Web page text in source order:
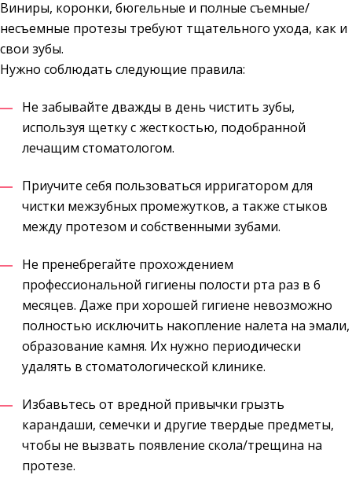
Виниры, коронки, бюгельные и полные съемные/
несъемные протезы требуют тщательного ухода, как и
свои зубы.
Нужно соблюдать следующие правила:
Не забывайте дважды в день чистить зубы,
используя щетку с жесткостью, подобранной
лечащим стоматологом.
Приучите себя пользоваться ирригатором для
чистки межзубных промежутков, а также стыков
между протезом и собственными зубами.
Не пренебрегайте прохождением
профессиональной гигиены полости рта раз в 6
месяцев. Даже при хорошей гигиене невозможно
полностью исключить накопление налета на эмали,
образование камня. Их нужно периодически
удалять в стоматологической клинике.
Избавьтесь от вредной привычки грызть
карандаши, семечки и другие твердые предметы,
чтобы не вызвать появление скола/трещина на
протезе.